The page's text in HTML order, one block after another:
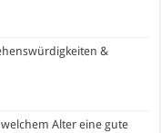
&
Alter eine gute